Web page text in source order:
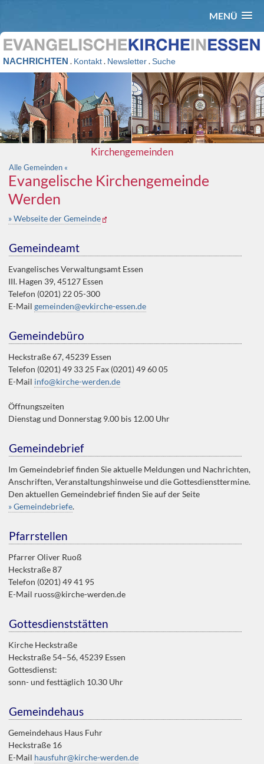
MENÜ
NACHRICHTEN . Kontakt. Newsletter.Suche
Kirchengemeinden
Alle Gemeinden «
Evangelische Kirchengemeinde
Werden
» Webseite der Gemeinde
Gemeindeamt
Evangelisches Verwaltungsamt Essen
III. Hagen 39, 45127 Essen
Telefon (0201) 22 05-300
E-Mailgemeinden@evkirche-essen.de
Gemeindebüro
Heckstraße 67, 45239 Essen
Telefon (0201) 49 33 25 Fax (0201) 49 60 05
E-Mail info@kirche-werden.de
Öffnungszeiten
Dienstag und Donnerstag 9.00 bis 12.00 Uhr
Gemeindebrief
Im Gemeindebrief finden Sie aktuelle Meldungen und Nachrichten,
Anschriften, Veranstaltungshinweise und die Gottesdiensttermine.
Den aktuellen Gemeindebrief finden Sie auf der Seite
» Gemeindebriefe.
Pfarrstellen
Pfarrer Oliver Ruoß
Heckstraße 87
Telefon (0201) 49 41 95
E-Mail ruoss@kirche-werden.de
Gottesdienststätten
Kirche Heckstraße
Heckstraße 54–56, 45239 Essen
Gottesdienst:
sonn- und festtäglich 10.30 Uhr
Gemeindehaus
Gemeindehaus Haus Fuhr
Heckstraße 16
E-Mail hausfuhr@kirche-werden.de